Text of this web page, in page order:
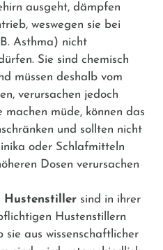
ausgeht, dämpfen
weswegen sie bei
Asthma) nicht
Sie sind chemisch
müssen deshalb vom
verursachen jedoch
machen müde, können das
und sollten nicht
oder Schlafmitteln
Dosen verursachen
Hustenstiller sind in ihrer
Hustenstillern
aus wissenschaftlicher